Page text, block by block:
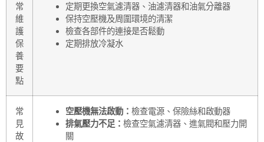
常
維
護
保
養
要
點
定期更換空氣濾清器、油濾清器和油氣分離器
保持空壓機及周圍環境的清潔
檢查各部件的連接是否鬆動
定期排放冷凝水
常
見
故
空壓機無法啟動： 檢查電源、保險絲和啟動器
排氣壓力不足： 檢查空氣濾清器、進氣閥和壓力開
關